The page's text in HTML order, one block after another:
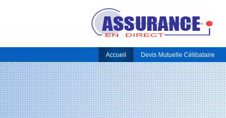
Accueil Devis Mutuelle Célibataire